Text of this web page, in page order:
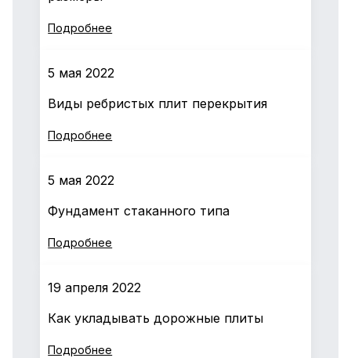
Подробнее
5 мая 2022
Виды ребристых плит перекрытия
Подробнее
5 мая 2022
Фундамент стаканного типа
Подробнее
19 апреля 2022
Как укладывать дорожные плиты
Подробнее